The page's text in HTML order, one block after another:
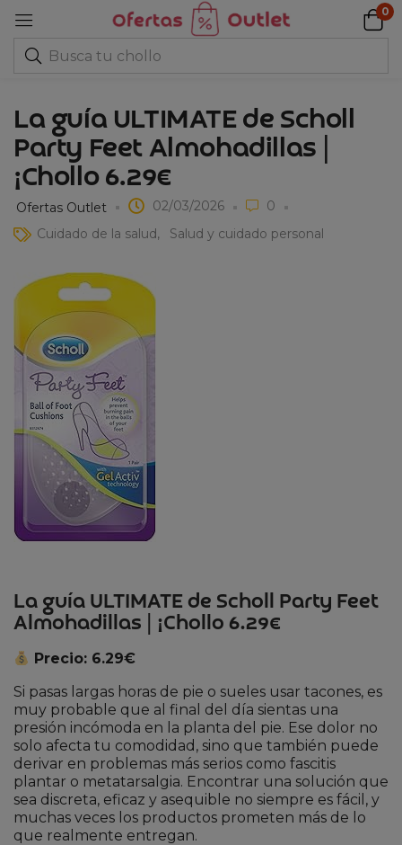
0
La guía ULTIMATE de Scholl
Party Feet Almohadillas |
¡Chollo 6.29€
Ofertas Outlet 02/03/2026
0
Cuidado de la salud
Salud y cuidado personal
La guía ULTIMATE de Scholl Party Feet
Almohadillas | ¡Chollo 6.29€
Precio: 6.29€
Si pasas largas horas de pie o sueles usar tacones, es
muy probable que al final del día sientas una
presión incómoda en la planta del pie. Ese dolor no
solo afecta tu comodidad, sino que también puede
derivar en problemas más serios como fascitis
plantar o metatarsalgia. Encontrar una solución que
sea discreta, eficaz y asequible no siempre es fácil, y
muchas veces los productos prometen más de lo
que realmente entregan.